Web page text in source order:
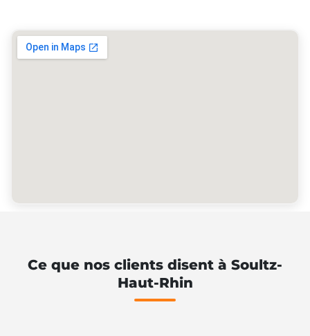
Ce que nos clients disent à Soultz-
Haut-Rhin